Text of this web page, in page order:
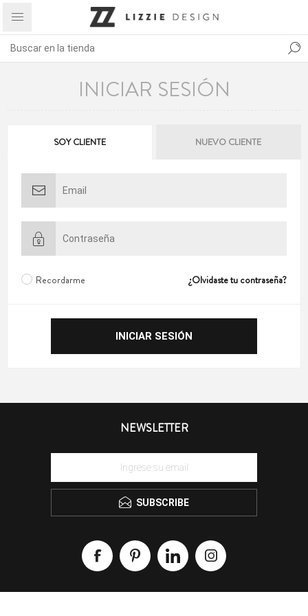
INICIAR SESIÓN
SOY CLIENTE NUEVO CLIENTE
Recordarme ¿Olvidaste tu contraseña?
NEWSLETTER
SUBSCRIBE